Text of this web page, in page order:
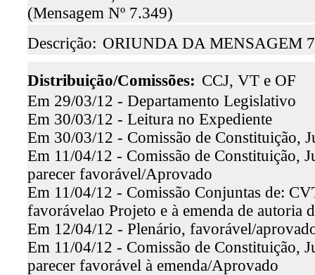
(Mensagem Nº 7.349)
Descrição: ORIUNDA DA MENSAGEM
Distribuição/Comissões: CCJ, VT e OF
Em 29/03/12 - Departamento Legislativo
Em 30/03/12 - Leitura no Expediente
Em 30/03/12 - Comissão de Constituição,
Em 11/04/12 - Comissão de Constituição,
parecer favorável/Aprovado
Em 11/04/12 - Comissão Conjuntas de:
favorávelao Projeto e à emenda de
Em 12/04/12 - Plenário, favorável/
Em 11/04/12 - Comissão de Constituição,
parecer favorável à emenda/Aprovado